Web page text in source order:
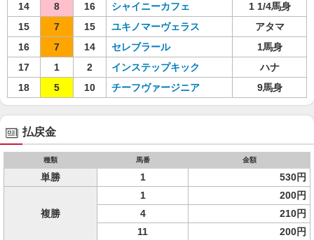
14
8 16 シャイニーカフェ
1 1/4馬身
15
7 15 ユキノマーヴェラス
アタマ
16
7 14 セレブラール
1馬身
17
1 2 インステップキック
ハナ
18
5 10 チーフヴァージニア 9馬身
払戻金
種類 馬番 金額
単勝 1 530円
複勝
1
200円
4
210円
11
200円